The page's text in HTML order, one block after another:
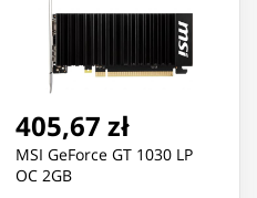
405,67 zł
MSI GeForce GT 1030 LP
OC 2GB